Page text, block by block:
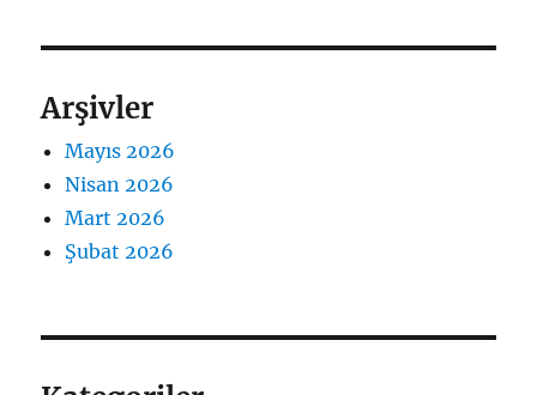
Arşivler
Mayıs 2026
Nisan 2026
Mart 2026
Şubat 2026